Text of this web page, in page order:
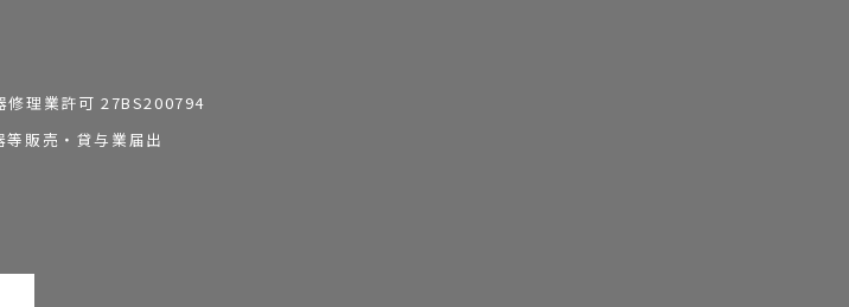
理業許可 27BS200794
販売・貸与業届出